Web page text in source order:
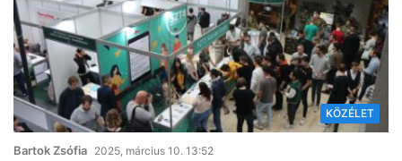
KÖZÉLET
Bartok Zsófia 2025, március 10. 13:52